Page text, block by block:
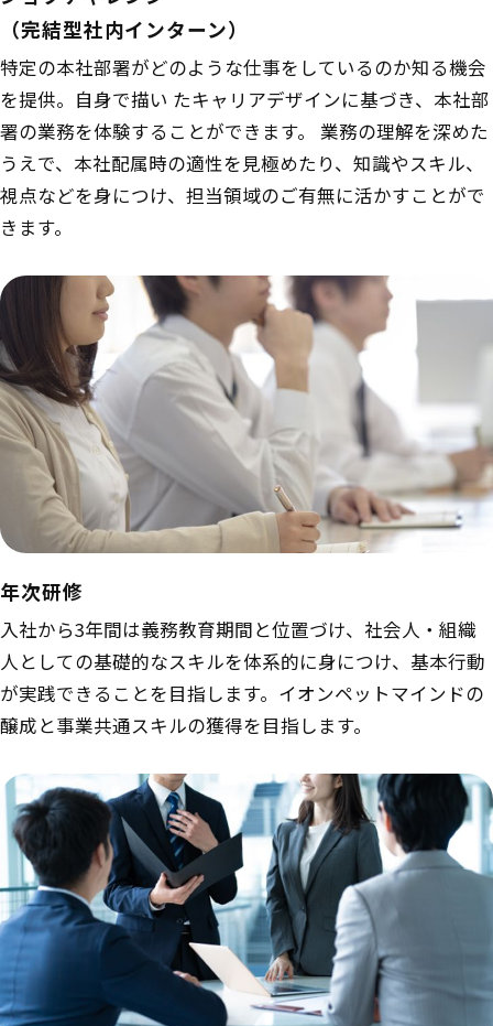
（完結型社内インターン）
特定の本社部署がどのような仕事をしているのか知る機会
を提供。⾃⾝で描い たキャリアデザインに基づき、本社部
署の業務を体験することができます。 業務の理解を深めた
うえで、本社配属時の適性を見極めたり、知識やスキル、
視点などを身につけ、担当領域のご有無に活かすことがで
きます。
年次研修
入社から3年間は義務教育期間と位置づけ、社会人・組織
人としての基礎的なスキルを体系的に身につけ、基本行動
が実践できることを目指します。イオンペットマインドの
醸成と事業共通スキルの獲得を目指します。